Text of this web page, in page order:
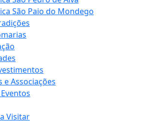
São Paio do Mondego
Associações
Visitar